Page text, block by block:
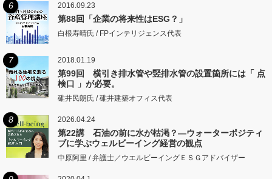
6 2016.09.23
第88回「企業の将来性はESG？」
白根寿晴氏 / FPインテリジェンス代表
7 2018.01.19
第99回 横引き排水管や竪排水管の設置箇所には「 点
検口 」が必要。
碓井民朗氏 / 碓井建築オフィス代表
8 2026.04.24
第22講 石油の前に水が枯渇？―ウォーターポジティ
ブに学ぶウェルビーイング経営の観点
中原阿里 / 弁護士／ウエルビーイングＥＳＧアドバイザー